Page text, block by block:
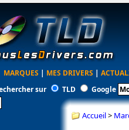
MARQUES | MES DRIVERS |
sur
TLD Google
Accueil>